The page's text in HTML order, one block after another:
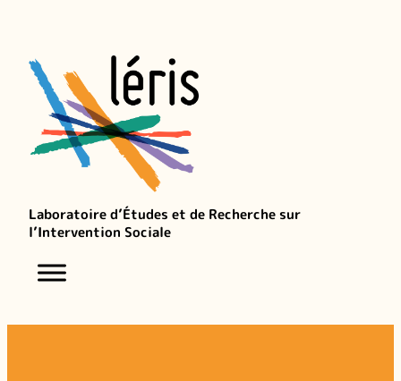
contenu
Laboratoire d’Études et de Recherche sur
l’Intervention Sociale